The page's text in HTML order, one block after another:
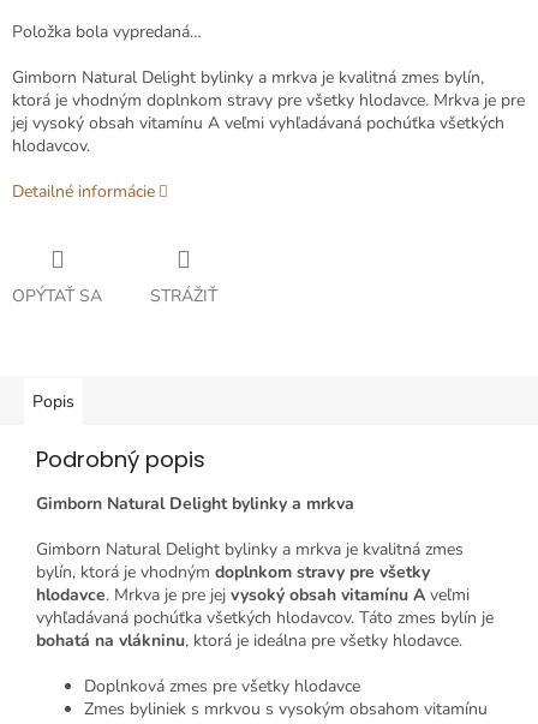
Položka bola vypredaná…
Gimborn Natural Delight bylinky a mrkva je kvalitná zmes bylín,
ktorá je vhodným doplnkom stravy pre všetky hlodavce. Mrkva je pre
jej vysoký obsah vitamínu A veľmi vyhľadávaná pochúťka všetkých
hlodavcov.
Detailné informácie
OPÝTAŤ SA STRÁŽIŤ
Popis
Podrobný popis
Gimborn Natural Delight bylinky a mrkva
Gimborn Natural Delight bylinky a mrkva je kvalitná zmes
bylín, ktorá je vhodným doplnkom stravy pre všetky
hlodavce. Mrkva je pre jej vysoký obsah vitamínu A veľmi
vyhľadávaná pochúťka všetkých hlodavcov. Táto zmes bylín je
bohatá na vlákninu, ktorá je ideálna pre všetky hlodavce.
Doplnková zmes pre všetky hlodavce
Zmes byliniek s mrkvou s vysokým obsahom vitamínu